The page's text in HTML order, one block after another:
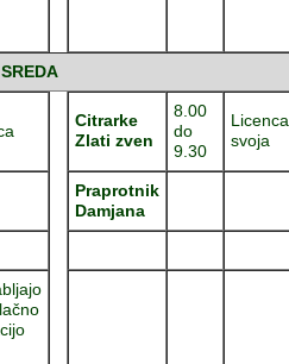
SREDA
Citrarke
Zlati zven
8.00
do
9.30
Licenca
svoja
Praprotnik
Damjana